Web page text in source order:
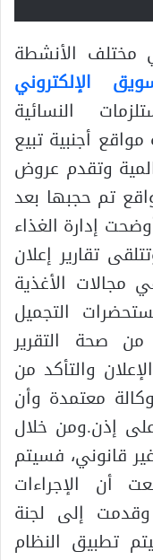
متجر في مختلف الأنشطة
الإلكتروني
النسائية
أجنبية تبيع
وتقدم عروض
تم حجبها بعد
إدارة الغذاء
تقارير إعلان
مجالات الأغذية
التجميل
من صحة التقرير
والتأكد من
معتمدة وأن
إذن.ومن خلال
قانوني، فسيتم
أن الإجراءات
إلى لجنة
تطبيق النظام